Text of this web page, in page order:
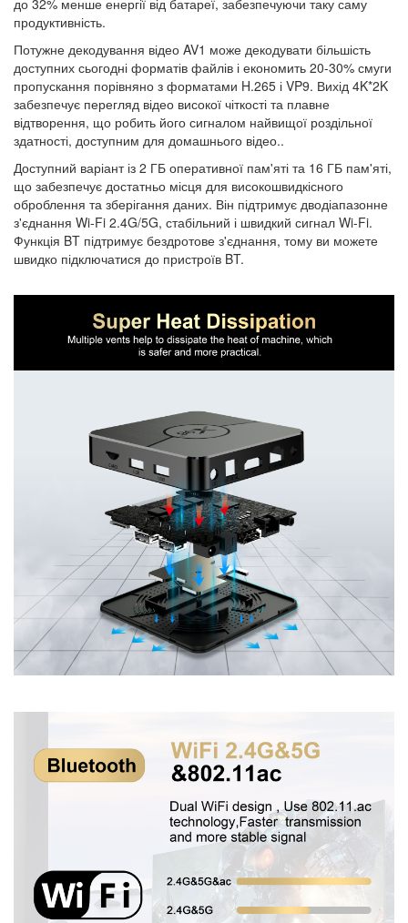
продуктивність.
Потужне декодування відео AV1 може декодувати більшість
доступних сьогодні форматів файлів і економить 20-30% смуги
пропускання порівняно з форматами H.265 і VP9. Вихід 4K*2K
забезпечує перегляд відео високої чіткості та плавне
відтворення, що робить його сигналом найвищої роздільної
здатності, доступним для домашнього відео..
Доступний варіант із 2 ГБ оперативної пам'яті та 16 ГБ пам'яті,
що забезпечує достатньо місця для високошвидкісного
оброблення та зберігання даних. Він підтримує дводіапазонне
з'єднання Wi-Fi 2.4G/5G, стабільний і швидкий сигнал Wi-Fi.
Функція BT підтримує бездротове з'єднання, тому ви можете
швидко підключатися до пристроїв BT.